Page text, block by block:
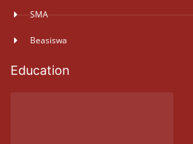
SMA
Beasiswa
Education